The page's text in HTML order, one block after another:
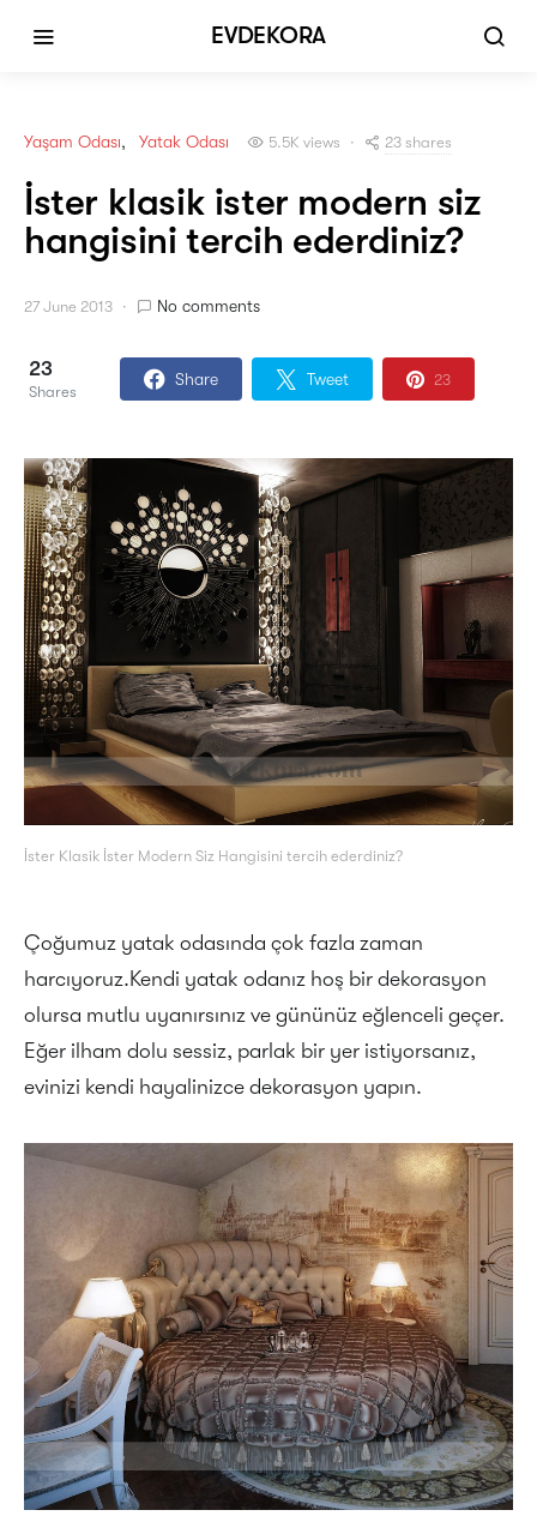
EVDEKORA
Yaşam Odası Yatak Odası 5.5K views 23 shares
İster klasik ister modern siz
hangisini tercih ederdiniz?
27 June 2013 No comments
23
Shares
Share Tweet 23
İster Klasik İster Modern Siz Hangisini tercih ederdiniz?
Çoğumuz yatak odasında çok fazla zaman
harcıyoruz.Kendi yatak odanız hoş bir dekorasyon
olursa mutlu uyanırsınız ve gününüz eğlenceli geçer.
Eğer ilham dolu sessiz, parlak bir yer istiyorsanız,
evinizi kendi hayalinizce dekorasyon yapın.